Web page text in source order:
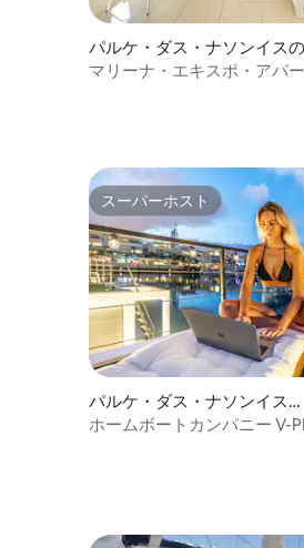
パルケ・ダス・ナソンイスの
ンション・アパート
マリーナ・エキスポ・アパ
スーパーホスト
スーパーホスト
パルケ・ダス・ナソンイスの
ハウスボート
ホームボートカンパニー V-